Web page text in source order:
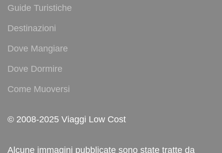
Guide Turistiche
Destinazioni
Dove Mangiare
Dove Dormire
Come Muoversi
© 2008-2025 Viaggi Low Cost
Alcune immagini pubblicate sono state tratte da